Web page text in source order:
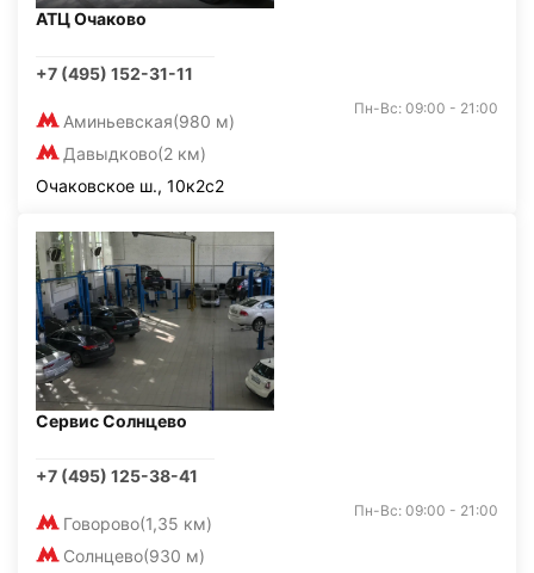
АТЦ Очаково
+7 (495) 152-31-11
Аминьевская(980 м)
Давыдково(2 км)
Пн-Вс: 09:00 - 21:00
Очаковское ш., 10к2с2
Сервис Солнцево
+7 (495) 125-38-41
Говорово(1,35 км)
Солнцево(930 м)
Пн-Вс: 09:00 - 21:00